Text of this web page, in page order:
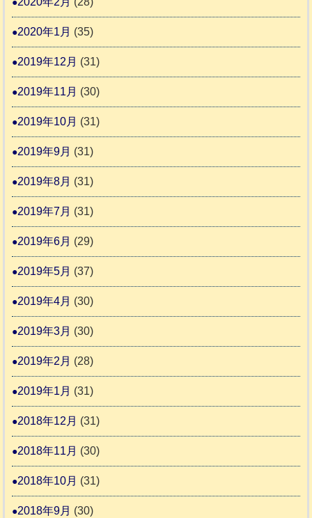
2020年1月 (35)
2019年12月 (31)
2019年11月 (30)
2019年10月 (31)
2019年9月 (31)
2019年8月 (31)
2019年7月 (31)
2019年6月 (29)
2019年5月 (37)
2019年4月 (30)
2019年3月 (30)
2019年2月 (28)
2019年1月 (31)
2018年12月 (31)
2018年11月 (30)
2018年10月 (31)
2018年9月 (30)